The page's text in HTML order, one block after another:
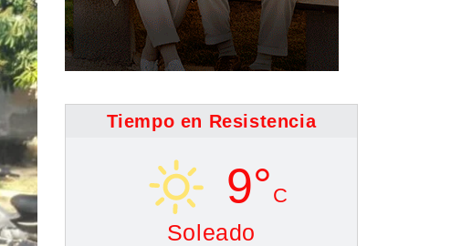
Tiempo en Resistencia
9° C
Soleado